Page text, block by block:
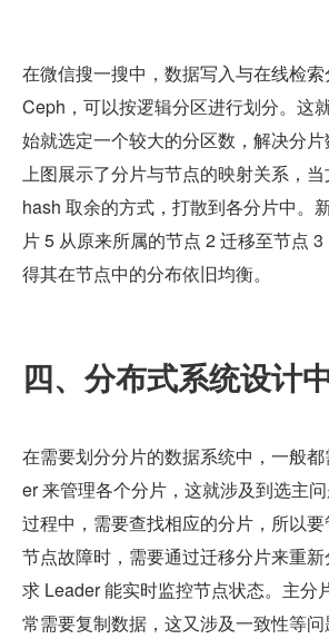
在微信搜一搜中，数据写入与在线检
Ceph，可以按逻辑分区进行划分。这
始就选定一个较大的分区数，解决分片
上图展示了分片与节点的映射关系，
hash 取余的方式，打散到各分片中。
片 5 从原来所属的节点 2 迁移至节点
得其在节点中的分布依旧均衡。
四、分布式系统设计
在需要划分分片的数据系统中，一般
er 来管理各个分片，这就涉及到选主
过程中，需要查找相应的分片，所以
节点故障时，需要通过迁移分片来重
求 Leader 能实时监控节点状态。主分
常需要复制数据，这又涉及一致性等